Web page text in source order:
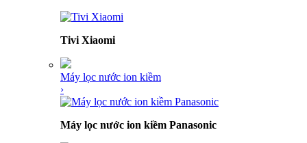
Tivi Xiaomi
Máy lọc nước ion kiềm
›
Máy lọc nước ion kiềm Panasonic